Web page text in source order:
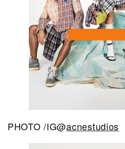
PHOTO /IG@acnestudios